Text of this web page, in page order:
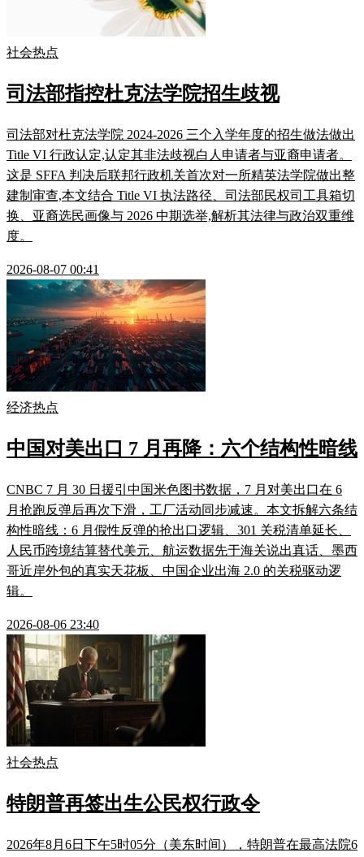
社会热点
司法部指控杜克法学院招生歧视
司法部对杜克法学院 2024-2026 三个入学年度的招生做法做出
Title VI 行政认定,认定其非法歧视白人申请者与亚裔申请者。
这是 SFFA 判决后联邦行政机关首次对一所精英法学院做出整
建制审查,本文结合 Title VI 执法路径、司法部民权司工具箱切
换、亚裔选民画像与 2026 中期选举,解析其法律与政治双重维
度。
2026-08-07 00:41
经济热点
中国对美出口 7 月再降：六个结构性暗线
CNBC 7 月 30 日援引中国米色图书数据，7 月对美出口在 6
月抢跑反弹后再次下滑，工厂活动同步减速。本文拆解六条结
构性暗线：6 月假性反弹的抢出口逻辑、301 关税清单延长、
人民币跨境结算替代美元、航运数据先于海关说出真话、墨西
哥近岸外包的真实天花板、中国企业出海 2.0 的关税驱动逻
辑。
2026-08-06 23:40
社会热点
特朗普再签出生公民权行政令
2026年8月6日下午5时05分（美东时间），特朗普在最高法院6